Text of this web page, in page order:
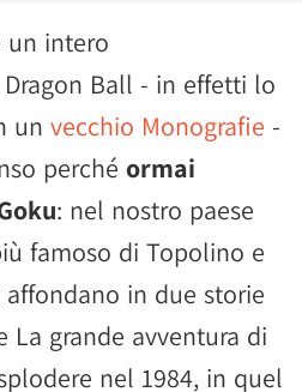
un intero
Ball - in effetti lo
un vecchio Monografie -
perché ormai
: nel nostro paese
famoso di Topolino e
affondano in due storie
La grande avventura di
nel 1984, in quel